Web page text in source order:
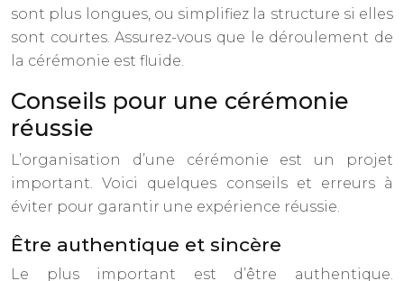
sont plus longues, ou simplifiez la structure si elles
sont courtes. Assurez-vous que le déroulement de
la cérémonie est fluide.
Conseils pour une cérémonie
réussie
L’organisation d’une cérémonie est un projet
important. Voici quelques conseils et erreurs à
éviter pour garantir une expérience réussie.
Être authentique et sincère
Le plus important est d’être authentique.